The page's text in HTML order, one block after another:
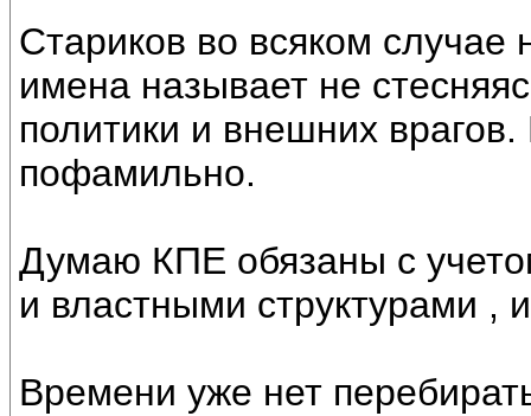
Стариков во всяком
имена называет не
политики и внешних
пофамильно.
Думаю КПЕ обязаны с
и властными структурами ,
Времени уже нет